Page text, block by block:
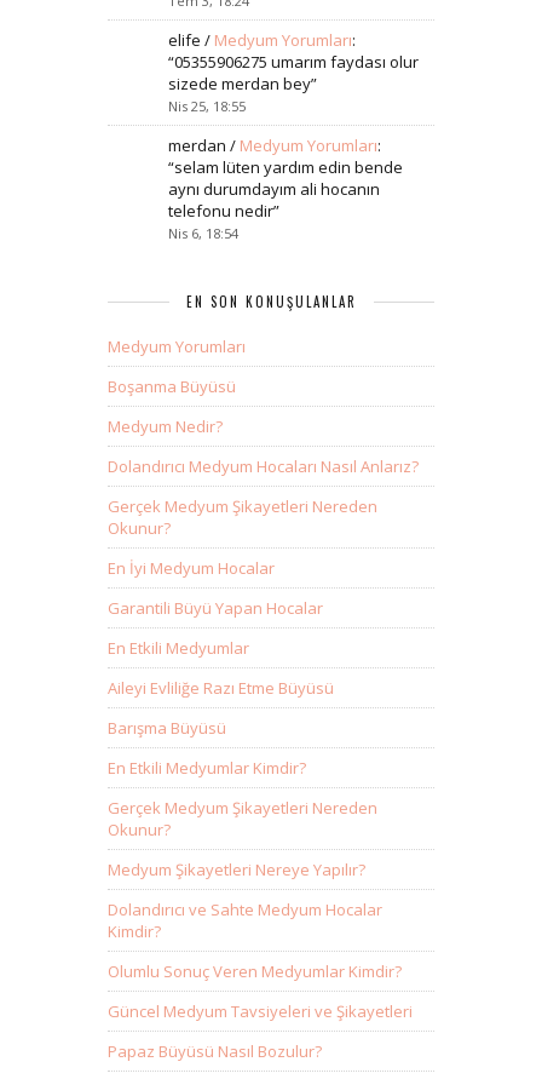
elife / Medyum Yorumları:
“05355906275 umarım faydası olur
sizede merdan bey”
Nis 25, 18:55
merdan / Medyum Yorumları:
“selam lüten yardım edin bende
aynı durumdayım ali hocanın
telefonu nedir”
Nis 6, 18:54
EN SON KONUŞULANLAR
Medyum Yorumları
Boşanma Büyüsü
Medyum Nedir?
Dolandırıcı Medyum Hocaları Nasıl Anlarız?
Gerçek Medyum Şikayetleri Nereden
Okunur?
En İyi Medyum Hocalar
Garantili Büyü Yapan Hocalar
En Etkili Medyumlar
Aileyi Evliliğe Razı Etme Büyüsü
Barışma Büyüsü
En Etkili Medyumlar Kimdir?
Gerçek Medyum Şikayetleri Nereden
Okunur?
Medyum Şikayetleri Nereye Yapılır?
Dolandırıcı ve Sahte Medyum Hocalar
Kimdir?
Olumlu Sonuç Veren Medyumlar Kimdir?
Güncel Medyum Tavsiyeleri ve Şikayetleri
Papaz Büyüsü Nasıl Bozulur?